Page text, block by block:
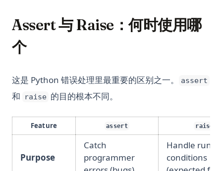
Assert 与 Raise：何时使用哪
个
这是 Python 错误处理里最重要的区别之一。 assert
和 raise 的目的根本不同。
Feature assert raise
Purpose
Catch
programmer
Handle
conditions